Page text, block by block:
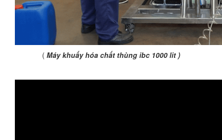
( Máy khuấy hóa chất thùng ibc 1000 lit )